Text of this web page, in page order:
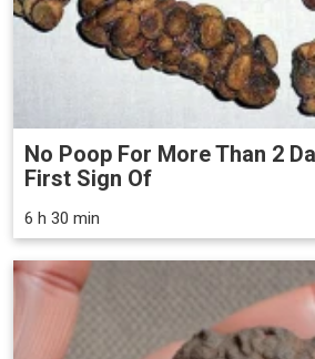
No Poop For More Than 2
First Sign Of
6 h 30 min